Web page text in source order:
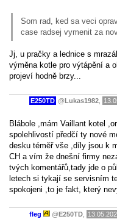
Som rad, ked sa veci
case radsej vymenit za
Jj, u pračky a lednice s
výměna kotle pro výtápění a
projeví hodně brzy...
E250TD @ Lukas1982
Blábole ,mám Vaillant kotel
spolehlivostí předčí ty nové
desku téměř vše ,díly jsou k
CH a vím že dnešní firmy
tvých komentářů,tady jde o
letech si tykají se servisním
spokojeni ,to je fakt, který
fleg @ E250TD